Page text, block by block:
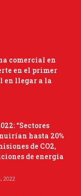
comercial en
en el primer
en llegar a la
“Sectores
hasta 20%
de CO2,
de energía
2022